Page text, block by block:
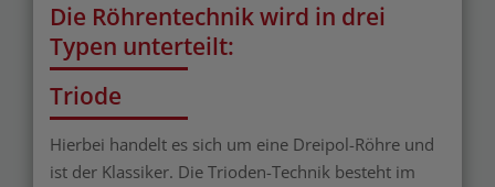
Die Röhrentechnik wird in drei
Typen unterteilt:
Triode
Hierbei handelt es sich um eine Dreipol-Röhre und
ist der Klassiker. Die Trioden-Technik besteht im